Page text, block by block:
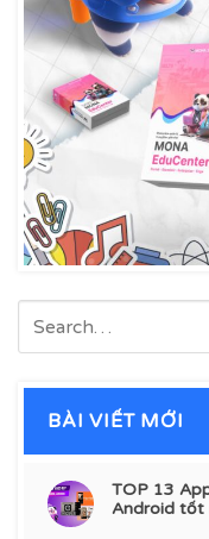
BÀI VIẾT MỚI
TOP 13
Android tốt